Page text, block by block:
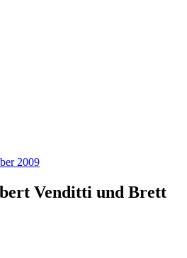
2009
Venditti und Brett